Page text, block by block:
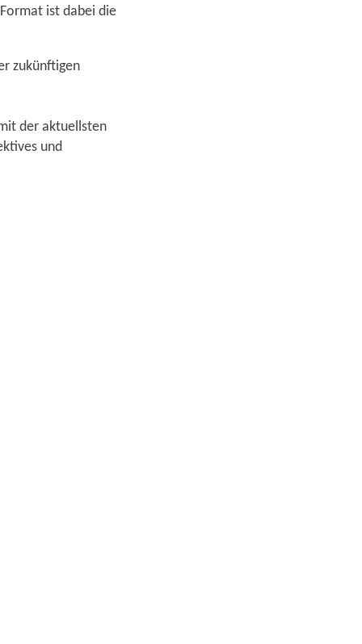
ist dabei die
zukünftigen
der aktuellsten
und